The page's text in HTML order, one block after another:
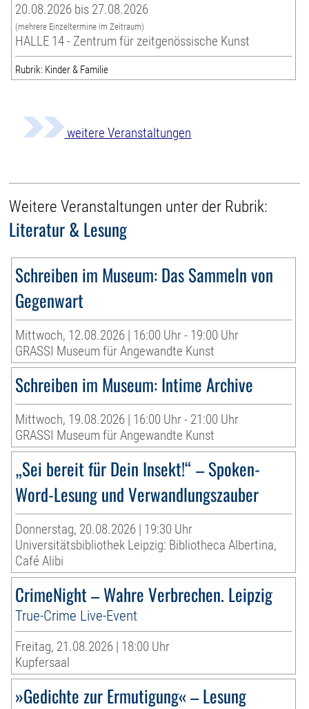
20.08.2026 bis 27.08.2026
(mehrere Einzeltermine im Zeitraum)
HALLE 14 - Zentrum für zeitgenössische Kunst
Rubrik: Kinder & Familie
weitere Veranstaltungen
Weitere Veranstaltungen unter der Rubrik:
Literatur & Lesung
Schreiben im Museum: Das Sammeln von
Gegenwart
Mittwoch, 12.08.2026 | 16:00 Uhr - 19:00 Uhr
GRASSI Museum für Angewandte Kunst
Schreiben im Museum: Intime Archive
Mittwoch, 19.08.2026 | 16:00 Uhr - 21:00 Uhr
GRASSI Museum für Angewandte Kunst
„Sei bereit für Dein Insekt!“ – Spoken-
Word-Lesung und Verwandlungszauber
Donnerstag, 20.08.2026 | 19:30 Uhr
Universitätsbibliothek Leipzig: Bibliotheca Albertina,
Café Alibi
CrimeNight – Wahre Verbrechen. Leipzig
True-Crime Live-Event
Freitag, 21.08.2026 | 18:00 Uhr
Kupfersaal
»Gedichte zur Ermutigung« – Lesung